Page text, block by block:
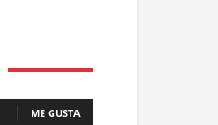
ME GUSTA